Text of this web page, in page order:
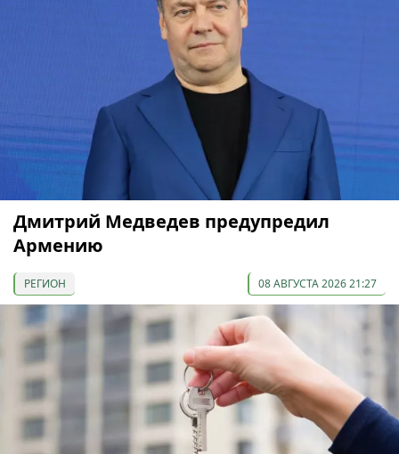
Дмитрий Медведев предупредил
Армению
РЕГИОН 08 АВГУСТА 2026 21:27